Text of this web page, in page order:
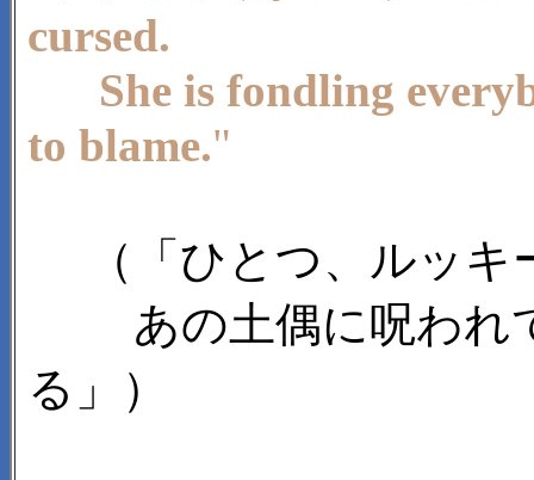
cursed.
She is fondling
to blame."
（「ひとつ、ルッキ
あの土偶に呪われ
る」）